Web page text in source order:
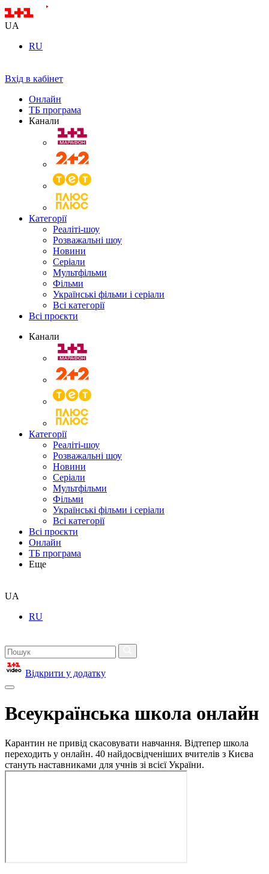
UA
RU
Вхід в кабінет
Онлайн
ТБ програма
Канали
Категорії
Реаліті-шоу
Розважальні шоу
Новини
Серіали
Мультфільми
Фільми
Українські фільми і серіали
Всі категорії
Всі проєкти
Канали
Категорії
Реаліті-шоу
Розважальні шоу
Новини
Серіали
Мультфільми
Фільми
Українські фільми і серіали
Всі категорії
Всі проєкти
Онлайн
ТБ програма
Еще
UA
RU
Відкрити у додатку
Всеукраїнська школа онлайн
Карантин не привід скасовувати навчання. Відтепер школа
переходить у онлайн. 40 найдосвідченіших вчителів з Києва
стануть наставниками для учнів зі всієї України.